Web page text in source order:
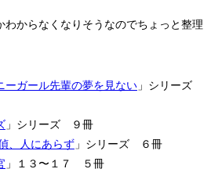
わからなくなりそうなのでちょっと整理
ーガール先輩の夢を見ない」シリーズ
」シリーズ ９冊
、人にあらず」シリーズ ６冊
」１３〜１７ ５冊